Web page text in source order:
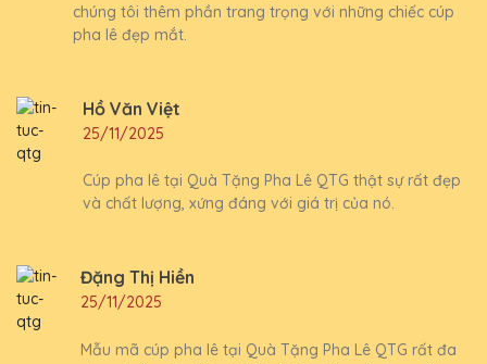
chúng tôi thêm phần trang trọng với những chiếc cúp
pha lê đẹp mắt.
Hồ Văn Việt
25/11/2025
Cúp pha lê tại Quà Tặng Pha Lê QTG thật sự rất đẹp
và chất lượng, xứng đáng với giá trị của nó.
Đặng Thị Hiền
25/11/2025
Mẫu mã cúp pha lê tại Quà Tặng Pha Lê QTG rất đa